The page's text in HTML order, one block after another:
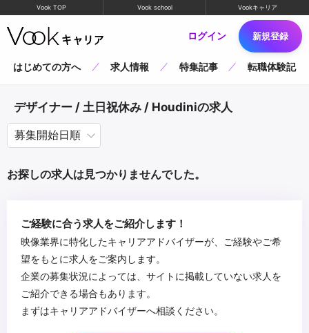
Vook TOP Vook school Vookキャリア
ログイン 新規登録
はじめての方へ 求人情報 特集記事 転職体験記
デザイナー / 土日祝休み / Houdiniの求人
お探しの求人は見つかりませんでした。
ご経験に合う求人をご紹介します！
映像業界に特化したキャリアアドバイザーが、ご経験やご希
望をもとに求人をご案内します。
企業の募集状況によっては、サイトに掲載していない求人を
ご紹介できる場合もあります。
まずはキャリアアドバイザーへ相談ください。